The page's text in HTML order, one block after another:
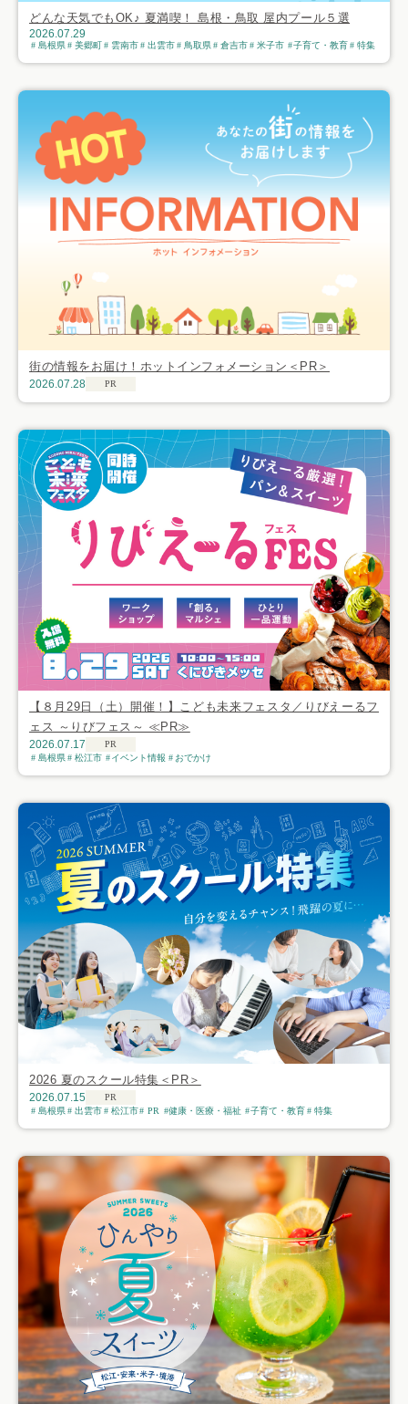
どんな天気でもOK♪ 夏満喫！ 島根・鳥取 屋内プール５選
2026.07.29
島根県 美郷町 雲南市 出雲市 鳥取県 倉吉市 米子市 子育て・教育 特集
街の情報をお届け！ホットインフォメーション＜PR＞
2026.07.28 PR
【８月29日（土）開催！】こども未来フェスタ／りびえーるフ
ェス ～りびフェス～ ≪PR≫
2026.07.17
PR
島根県
松江市 イベント情報 おでかけ
2026 夏のスクール特集＜PR＞
2026.07.15
PR
島根県
出雲市 松江市 PR 健康・医療・福祉 子育て・教育 特集